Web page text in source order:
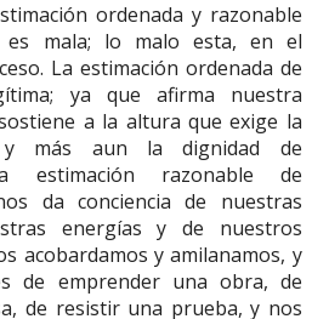
ordenada y razonable
mala; lo malo esta, en el
La estimación ordenada de
ya que afirma nuestra
a la altura que exige la
y más aun la dignidad de
estimación razonable de
da conciencia de nuestras
energías y de nuestros
acobardamos y amilanamos, y
de emprender una obra, de
de resistir una prueba, y nos